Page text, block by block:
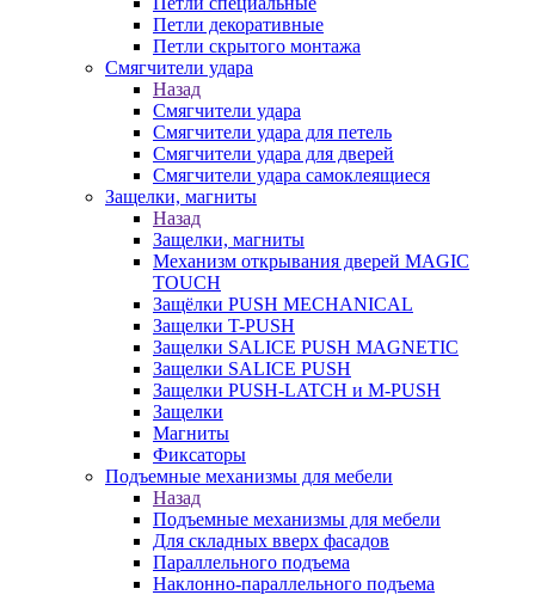
Петли декоративные
Петли скрытого монтажа
Смягчители удара
Назад
Смягчители удара
Смягчители удара для петель
Смягчители удара для дверей
Cмягчители удара самоклеящиеся
Защелки, магниты
Назад
Защелки, магниты
Механизм открывания дверей MAGIC
TOUCH
Защёлки PUSH MECHANICAL
Защелки T-PUSH
Защелки SALICE PUSH MAGNETIC
Защелки SALICE PUSH
Защелки PUSH-LATCH и M-PUSH
Защелки
Магниты
Фиксаторы
Подъемные механизмы для мебели
Назад
Подъемные механизмы для мебели
Для складных вверх фасадов
Параллельного подъема
Наклонно-параллельного подъема